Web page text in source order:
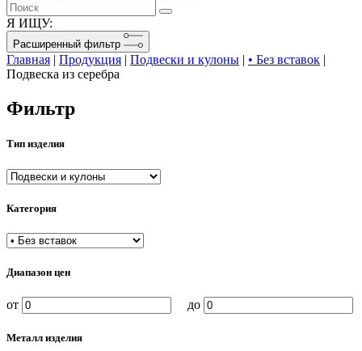
Я ИЩУ:
Расширенный фильтр
Главная | Продукция | Подвески и кулоны | • Без вставок |
Подвеска из серебра
Фильтр
Тип изделия
Категория
Диапазон цен
от до
Металл изделия